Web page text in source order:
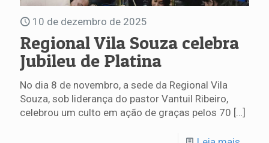
10 de dezembro de 2025
Regional Vila Souza celebra
Jubileu de Platina
No dia 8 de novembro, a sede da Regional Vila
Souza, sob liderança do pastor Vantuil Ribeiro,
celebrou um culto em ação de graças pelos 70 […]